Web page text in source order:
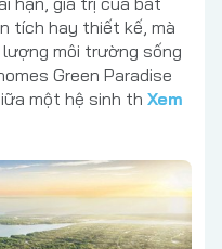
tích hay thiết kế, mà
môi trường sống
Green Paradise
một hệ sinh th Xem